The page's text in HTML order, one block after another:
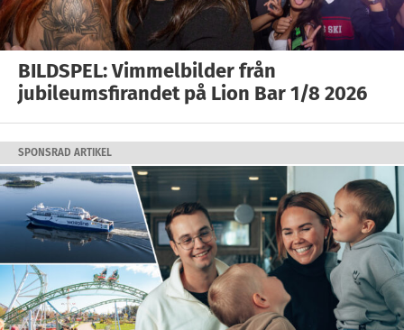
BILDSPEL: Vimmelbilder från
jubileumsfirandet på Lion Bar 1/8 2026
SPONSRAD ARTIKEL